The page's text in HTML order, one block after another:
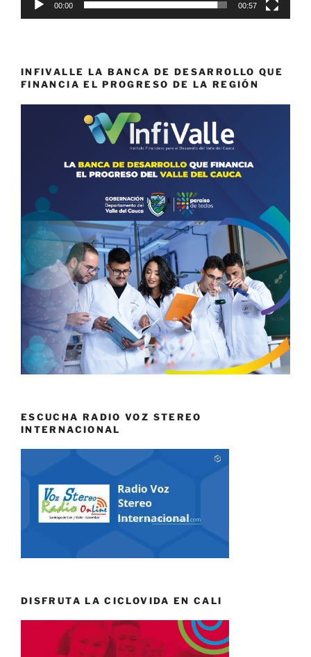
00:00 00:57
INFIVALLE LA BANCA DE DESARROLLO QUE
FINANCIA EL PROGRESO DE LA REGIÓN
ESCUCHA RADIO VOZ STEREO
INTERNACIONAL
DISFRUTA LA CICLOVIDA EN CALI